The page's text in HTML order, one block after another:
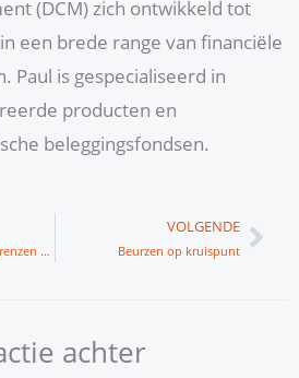
(DCM) zich ontwikkeld tot
een brede range van financiële
Paul is gespecialiseerd in
producten en
beleggingsfondsen.
Opnieuw in Afrika de grenzen opzoeken
VOLGENDE
Beurzen op kruispunt
achter